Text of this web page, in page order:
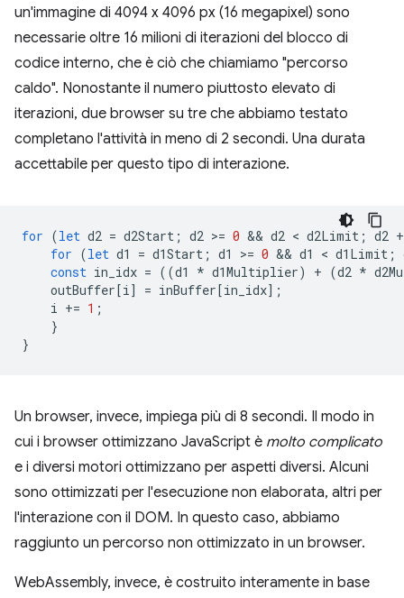
un'immagine di 4094 x 4096 px (16 megapixel) sono
necessarie oltre 16 milioni di iterazioni del blocco di
codice interno, che è ciò che chiamiamo "percorso
caldo". Nonostante il numero piuttosto elevato di
iterazioni, due browser su tre che abbiamo testato
completano l'attività in meno di 2 secondi. Una durata
accettabile per questo tipo di interazione.
for (let d2 = d2Start ; d2 >= 0 && d2 < d2Limit ; d2
for (let d1 = d1Start ; d1 >= 0 && d1 < d1Limit ;
const in_idx = ((d1 * d1Multiplier) + (d2 *
outBuffer[i] = inBuffer[in_idx];
i += 1 ;
}
}
Un browser, invece, impiega più di 8 secondi. Il modo in
cui i browser ottimizzano JavaScript è molto complicato
e i diversi motori ottimizzano per aspetti diversi. Alcuni
sono ottimizzati per l'esecuzione non elaborata, altri per
l'interazione con il DOM. In questo caso, abbiamo
raggiunto un percorso non ottimizzato in un browser.
WebAssembly, invece, è costruito interamente in base